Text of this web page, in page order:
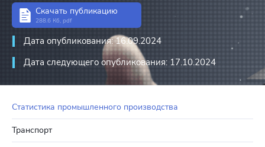
Статистика промышленного производства
Транспорт
Скачать публикацию
288.6 Кб, pdf
Дата опубликования: 16.09.2024
Дата следующего опубликования: 17.10.2024